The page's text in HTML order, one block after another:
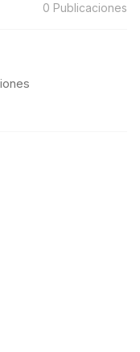
0 Publicaciones